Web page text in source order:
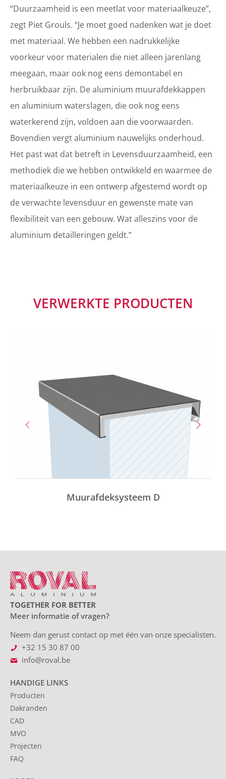
“Duurzaamheid is een meetlat voor materiaalkeuze”,
zegt Piet Grouls. “Je moet goed nadenken wat je doet
met materiaal. We hebben een nadrukkelijke
voorkeur voor materialen die niet alleen jarenlang
meegaan, maar ook nog eens demontabel en
herbruikbaar zijn. De aluminium muurafdekkappen
en aluminium waterslagen, die ook nog eens
waterkerend zijn, voldoen aan die voorwaarden.
Bovendien vergt aluminium nauwelijks onderhoud.
Het past wat dat betreft in Levensduurzaamheid, een
methodiek die we hebben ontwikkeld en waarmee de
materiaalkeuze in een ontwerp afgestemd wordt op
de verwachte levensduur en gewenste mate van
flexibiliteit van een gebouw. Wat alleszins voor de
aluminium detailleringen geldt.”
VERWERKTE PRODUCTEN
Muurafdeksysteem D
TOGETHER FOR BETTER
Meer informatie of vragen?
Neem dan gerust contact op met één van onze specialisten.
+32 15 30 87 00
info@roval.be
HANDIGE LINKS
Producten
Dakranden
CAD
MVO
Projecten
FAQ